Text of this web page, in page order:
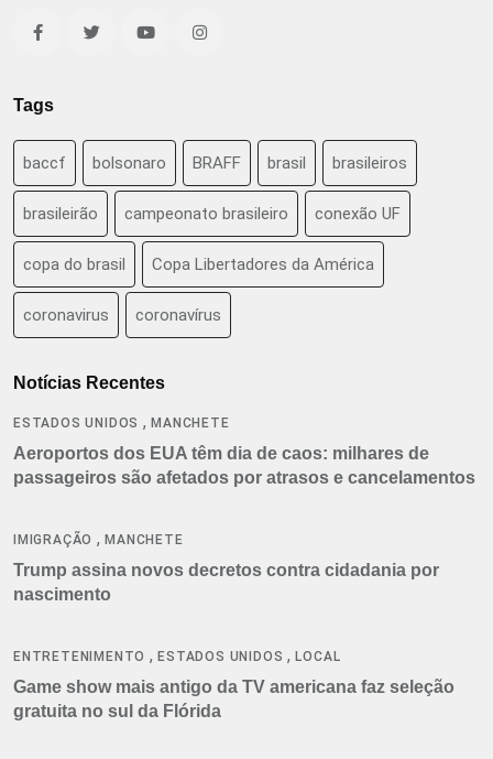
Tags
baccf bolsonaro BRAFF brasil brasileiros
brasileirão campeonato brasileiro conexão UF
copa do brasil Copa Libertadores da América
coronavirus coronavírus
Notícias Recentes
ESTADOS UNIDOS ,MANCHETE
Aeroportos dos EUA têm dia de caos: milhares de
passageiros são afetados por atrasos e cancelamentos
IMIGRAÇÃO ,MANCHETE
Trump assina novos decretos contra cidadania por
nascimento
ENTRETENIMENTO ,ESTADOS UNIDOS ,LOCAL
Game show mais antigo da TV americana faz seleção
gratuita no sul da Flórida